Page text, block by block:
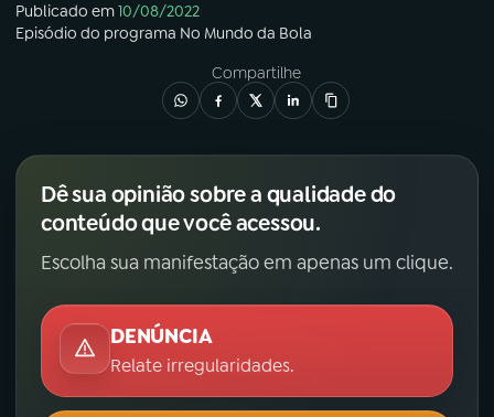
Publicado em10/08/2022
Episódio do programa No Mundo da Bola
Compartilhe
Dê sua opinião sobre a qualidade do
conteúdo que você acessou.
Escolha sua manifestação em apenas um clique.
DENÚNCIA
Relate irregularidades.